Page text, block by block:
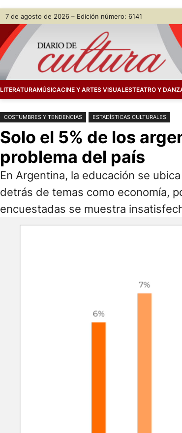
Saltar
contenido
Skip
content
7 de agosto de 2026 – Edición número: 6141
LITERATURAMÚSICACINE Y ARTES VISUALESTEATRO Y
COSTUMBRES Y TENDENCIAS ESTADÍSTICAS CULTURALES
Solo el 5% de los
problema del país
En Argentina, la educación se
detrás de temas como economía,
encuestadas se muestra